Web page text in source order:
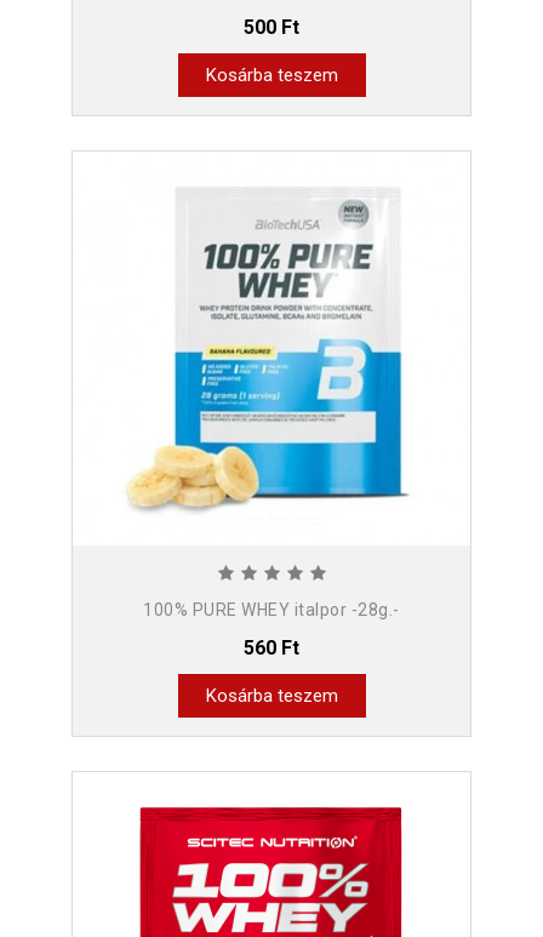
500 Ft
Kosárba teszem
100% PURE WHEY italpor -28g.-
560 Ft
Kosárba teszem